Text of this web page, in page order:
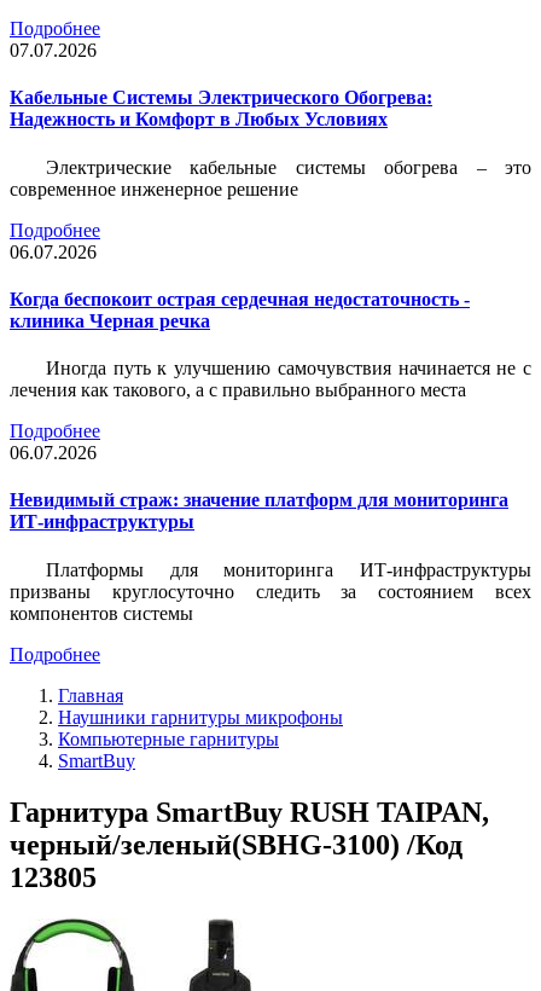
Подробнее
07.07.2026
Кабельные Системы Электрического Обогрева:
Надежность и Комфорт в Любых Условиях
Электрические кабельные системы обогрева – это
современное инженерное решение
Подробнее
06.07.2026
Когда беспокоит острая сердечная недостаточность -
клиника Черная речка
Иногда путь к улучшению самочувствия начинается не с
лечения как такового, а с правильно выбранного места
Подробнее
06.07.2026
Невидимый страж: значение платформ для мониторинга
ИТ-инфраструктуры
Платформы для мониторинга ИТ-инфраструктуры
призваны круглосуточно следить за состоянием всех
компонентов системы
Подробнее
Главная
Наушники гарнитуры микрофоны
Компьютерные гарнитуры
SmartBuy
Гарнитура SmartBuy RUSH TAIPAN,
черный/зеленый(SBHG-3100) /Код
123805